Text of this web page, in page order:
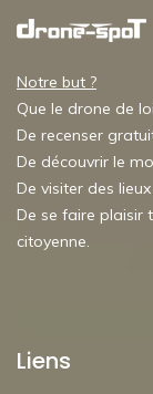
Notre but ?
Que le drone de
De recenser
De découvrir le
De visiter des
De se faire plaisir
citoyenne.
Liens